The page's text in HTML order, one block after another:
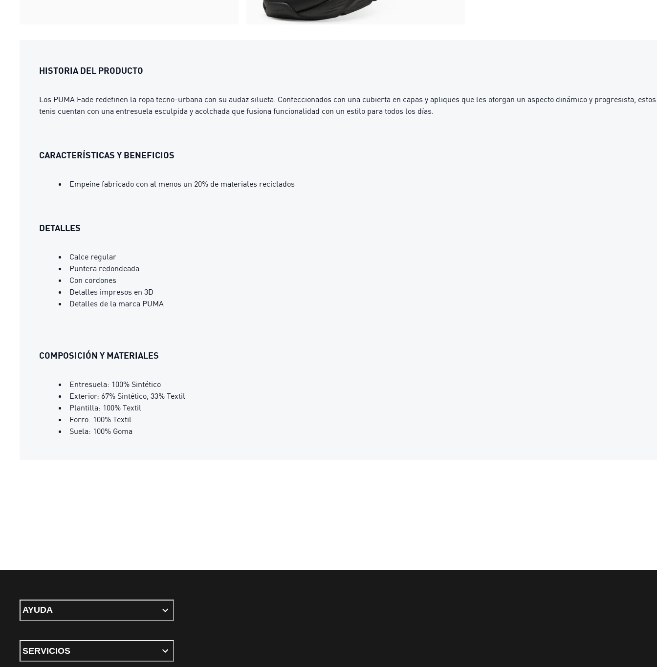
HISTORIA DEL PRODUCTO
Los PUMA Fade redefinen la ropa tecno-urbana con su audaz silueta. Confeccionados con una cubierta en capas y apliques que les otorgan un aspecto dinámico y progresista, estos
tenis cuentan con una entresuela esculpida y acolchada que fusiona funcionalidad con un estilo para todos los días.
CARACTERÍSTICAS Y BENEFICIOS
Empeine fabricado con al menos un 20% de materiales reciclados
DETALLES
Calce regular
Puntera redondeada
Con cordones
Detalles impresos en 3D
Detalles de la marca PUMA
COMPOSICIÓN Y MATERIALES
Entresuela: 100% Sintético
Exterior: 67% Sintético, 33% Textil
Plantilla: 100% Textil
Forro: 100% Textil
Suela: 100% Goma
AYUDA
SERVICIOS